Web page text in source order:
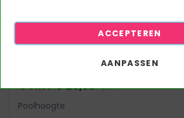
ACCEPTEREN
AANPASSEN
Gallery - Light Brown
€ 39,95€ 25,95 per m²
Poolhoogte